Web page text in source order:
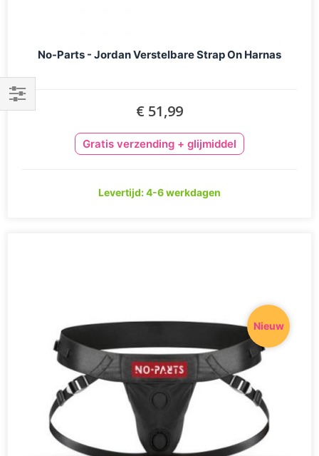
No-Parts - Jordan Verstelbare Strap On Harnas
€ 51,99
Gratis verzending + glijmiddel
Levertijd: 4-6 werkdagen
Nieuw
Filteren